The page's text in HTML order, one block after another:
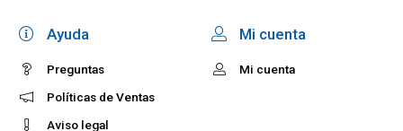
Ayuda
Preguntas
Políticas de Ventas
Aviso legal
Mi cuenta
Mi cuenta